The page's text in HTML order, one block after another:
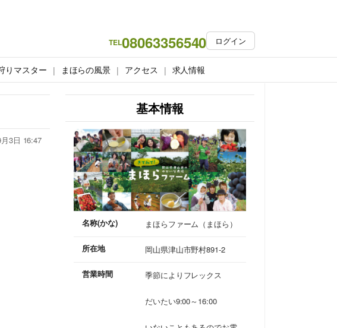
TEL08063356540 ログイン
りマスター まほらの風景 アクセス 求人情報
3日 16:47
基本情報
名称(かな) まほらファーム（まほら）
所在地 岡山県津山市野村891-2
営業時間 季節によりフレックス
だいたい9:00～16:00